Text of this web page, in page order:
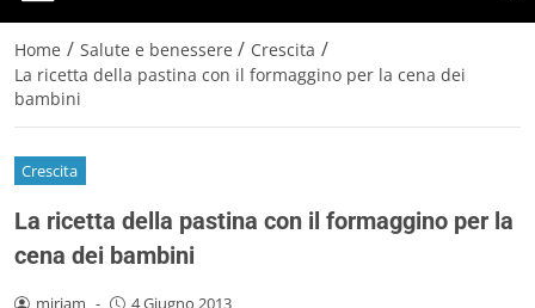
Home / Salute e benessere / Crescita /
La ricetta della pastina con il formaggino per la cena dei
bambini
Crescita
La ricetta della pastina con il formaggino per la
cena dei bambini
miriam - 4 Giugno 2013